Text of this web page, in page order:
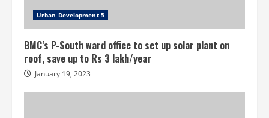
Urban Development 5
BMC’s P-South ward office to set up solar plant on
roof, save up to Rs 3 lakh/year
January 19, 2023